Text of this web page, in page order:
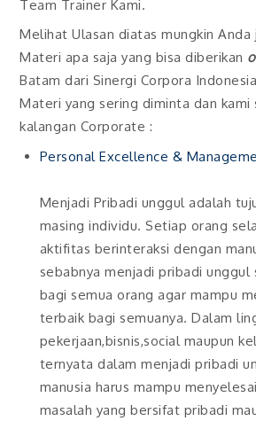
Team Trainer Kami.
Melihat Ulasan diatas mungkin Anda
Materi apa saja yang bisa diberikan
Batam dari Sinergi Corpora
Materi yang sering diminta dan kami
kalangan Corporate :
Personal Excellence &
Menjadi Pribadi unggul adalah
masing individu. Setiap orang
aktifitas berinteraksi dengan
sebabnya menjadi pribadi unggul
bagi semua orang agar mampu
terbaik bagi semuanya. Dalam
pekerjaan,bisnis,social maupun
ternyata dalam menjadi pribadi
manusia harus mampu
masalah yang bersifat pribadi